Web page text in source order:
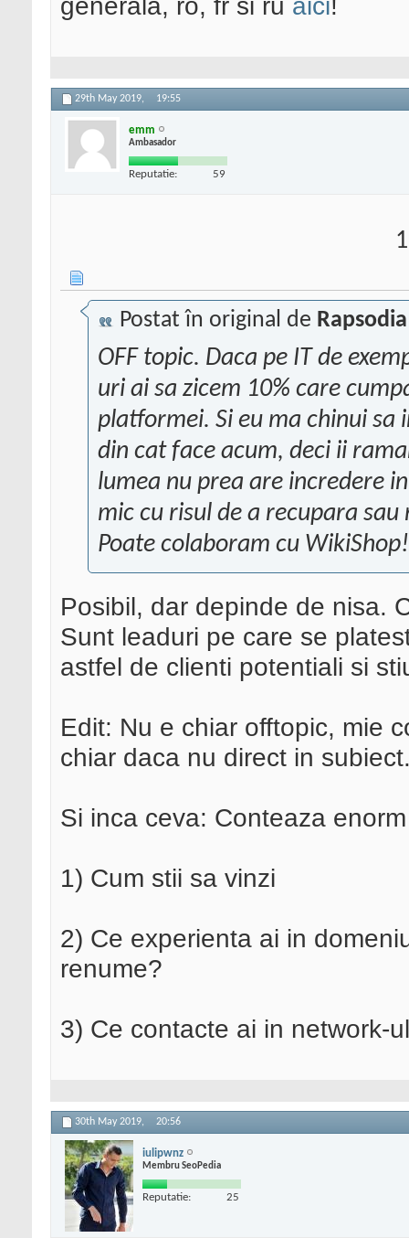
29th May 2019, 19:55
emm
Ambasador
Reputatie: 59
Postat în original de Rapsodia
OFF topic. Daca pe IT de
uri ai sa zicem 10% care
platformei. Si eu ma chinui sa
din cat face acum, deci ii
lumea nu prea are incredere
mic cu risul de a recupara
Poate colaboram cu WikiShop!
Posibil, dar depinde de nisa.
Sunt leaduri pe care se
astfel de clienti potentiali si
Edit: Nu e chiar offtopic, mie
chiar daca nu direct in
Si inca ceva: Conteaza
1) Cum stii sa vinzi
2) Ce experienta ai in
renume?
3) Ce contacte ai in network-
30th May 2019, 20:56
iulipwnz
Membru SeoPedia
Reputatie: 25